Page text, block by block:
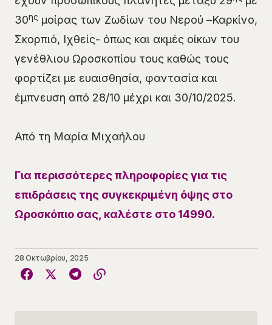
30ης μοίρας των Ζωδίων του Νερού –Καρκίνο,
Σκορπιό, Ιχθείς- όπως και ακμές οίκων του
γενέθλιου Ωροσκοπίου τους καθώς τους
φορτίζει με ευαισθησία, φαντασία και
έμπνευση από 28/10 μέχρι και 30/10/2025.
Από τη Μαρία Μιχαήλου
Για περισσότερες πληροφορίες για τις
επιδράσεις της συγκεκριμένη όψης στο
Ωροσκόπιο σας, καλέστε στο 14990.
28 Οκτωβρίου, 2025